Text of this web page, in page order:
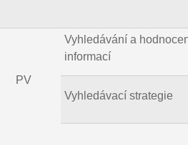
PV
Vyhledávání a
informací
Vyhledávací strategie